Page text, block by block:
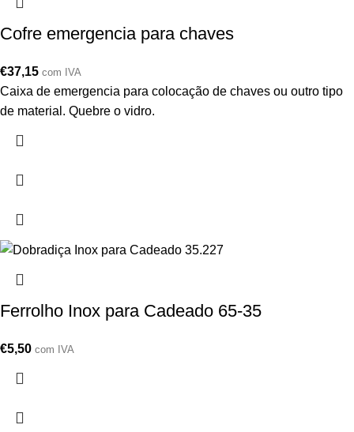
Cofre emergencia para chaves
€37,15 com IVA
Caixa de emergencia para colocação de chaves ou outro tipo
de material. Quebre o vidro.
Ferrolho Inox para Cadeado 65-35
€5,50 com IVA